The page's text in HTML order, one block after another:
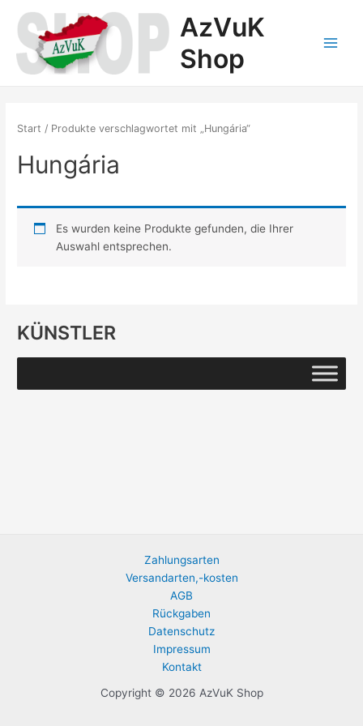
Inhalt
springen
AzVuK
Shop
Start / Produkte verschlagwortet mit „Hungária“
Hungária
Es wurden keine Produkte gefunden, die Ihrer
Auswahl entsprechen.
KÜNSTLER
Zahlungsarten
Versandarten,-kosten
AGB
Rückgaben
Datenschutz
Impressum
Kontakt
Copyright © 2026 AzVuK Shop